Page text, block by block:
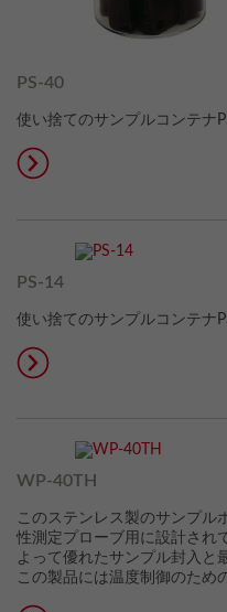
PS-40
使い捨てのサンプルコンテナ
PS-14
使い捨てのサンプルコンテナ
WP-40TH
このステンレス製のサンプル
性測定プローブ用に設計され
よって優れたサンプル封入と
この製品には温度制御のため